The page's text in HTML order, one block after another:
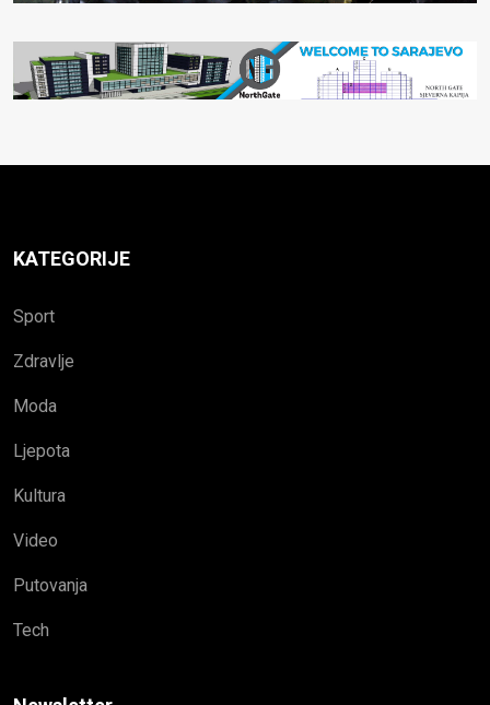
KATEGORIJE
Sport
Zdravlje
Moda
Ljepota
Kultura
Video
Putovanja
Tech